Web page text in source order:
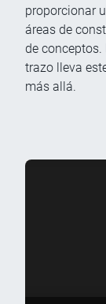
proporcionar
áreas de
de
trazo lleva
más allá.